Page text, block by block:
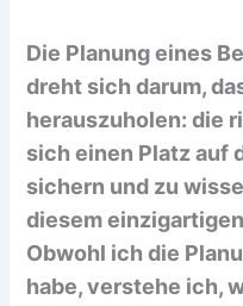
Die Planung eines
dreht sich darum,
herauszuholen: die
sich einen Platz auf
sichern und zu
diesem
Obwohl ich die
habe, verstehe ich,